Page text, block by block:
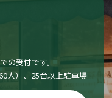
の受付です。
人）、25台以上駐車場